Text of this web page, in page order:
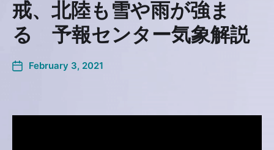
戒、北陸も雪や雨が強ま
る 予報センター気象解説
February 3, 2021